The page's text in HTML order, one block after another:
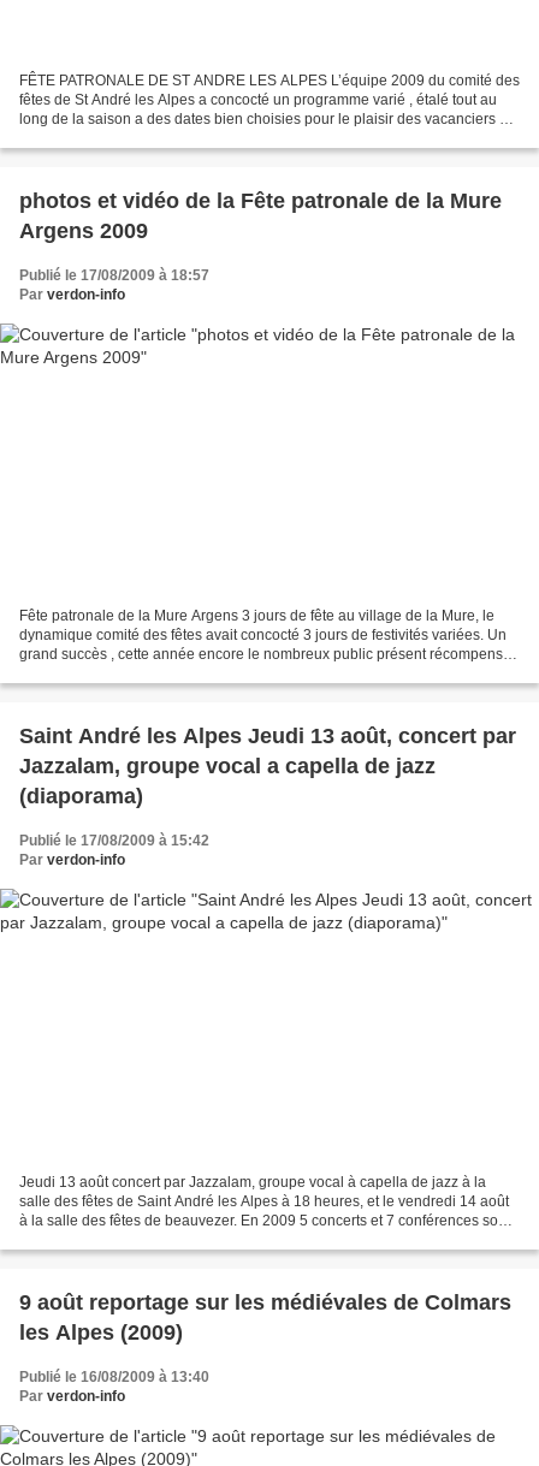
FÊTE PATRONALE DE ST ANDRE LES ALPES L’équipe 2009 du comité des
fêtes de St André les Alpes a concocté un programme varié , étalé tout au
long de la saison a des dates bien choisies pour le plaisir des vacanciers et
photos et vidéo de la Fête patronale de la Mure
Argens 2009
Publié le 17/08/2009 à 18:57
Par verdon-info
Fête patronale de la Mure Argens 3 jours de fête au village de la Mure, le
dynamique comité des fêtes avait concocté 3 jours de festivités variées. Un
grand succès , cette année encore le nombreux public présent récompense
Saint André les Alpes Jeudi 13 août, concert par
Jazzalam, groupe vocal a capella de jazz
(diaporama)
Publié le 17/08/2009 à 15:42
Par verdon-info
Jeudi 13 août concert par Jazzalam, groupe vocal à capella de jazz à la
salle des fêtes de Saint André les Alpes à 18 heures, et le vendredi 14 août
à la salle des fêtes de beauvezer. En 2009 5 concerts et 7 conférences sont
9 août reportage sur les médiévales de Colmars
les Alpes (2009)
Publié le 16/08/2009 à 13:40
Par verdon-info